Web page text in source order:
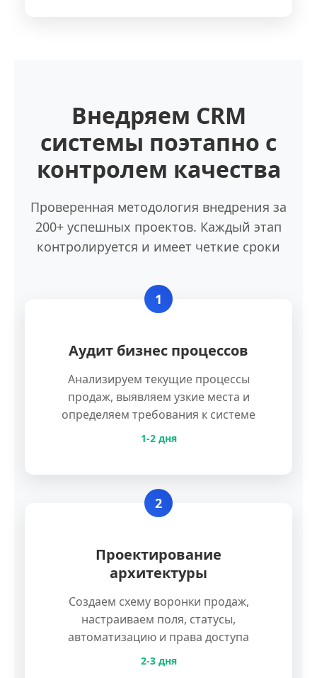
Внедряем CRM
системы поэтапно с
контролем качества
Проверенная методология внедрения за
200+ успешных проектов. Каждый этап
контролируется и имеет четкие сроки
1
Аудит бизнес процессов
Анализируем текущие процессы
продаж, выявляем узкие места и
определяем требования к системе
1-2 дня
2
Проектирование
архитектуры
Создаем схему воронки продаж,
настраиваем поля, статусы,
автоматизацию и права доступа
2-3 дня